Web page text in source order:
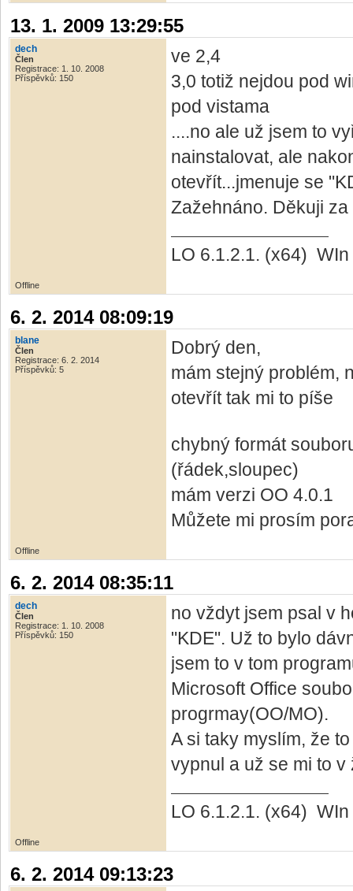
13. 1. 2009 13:29:55
dech
Člen
Registrace: 1. 10. 2008
Příspěvků: 150
ve 2,4
3,0 totiž nejdou pod
pod vistama
....no ale už jsem to
nainstalovat, ale
otevřít...jmenuje se
Zažehnáno. Děkuji za
LO 6.1.2.1. (x64)
Offline
6. 2. 2014 08:09:19
blane
Člen
Registrace: 6. 2. 2014
Příspěvků: 5
Dobrý den,
mám stejný problém,
otevřít tak mi to píše
chybný formát
(řádek,sloupec)
mám verzi OO 4.0.1
Můžete mi prosím
Offline
6. 2. 2014 08:35:11
dech
Člen
Registrace: 1. 10. 2008
Příspěvků: 150
no vždyt jsem psal v
"KDE". Už to bylo
jsem to v tom
Microsoft Office
progrmay(OO/MO).
A si taky myslím, že
vypnul a už se mi to v
LO 6.1.2.1. (x64)
Offline
6. 2. 2014 09:13:23